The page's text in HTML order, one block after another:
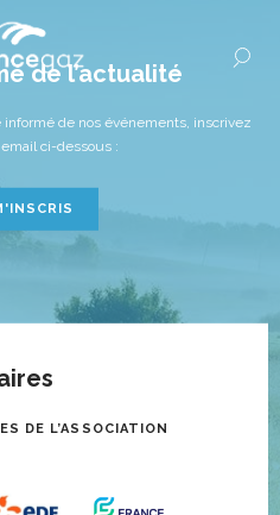
de l’actualité
de nos événements, inscrivez
ci-dessous :
DE L’ASSOCIATION